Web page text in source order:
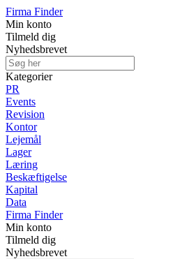
Firma Finder
Min konto
Tilmeld dig
Nyhedsbrevet
Kategorier
PR
Events
Revision
Kontor
Lejemål
Lager
Læring
Beskæftigelse
Kapital
Data
Firma Finder
Min konto
Tilmeld dig
Nyhedsbrevet